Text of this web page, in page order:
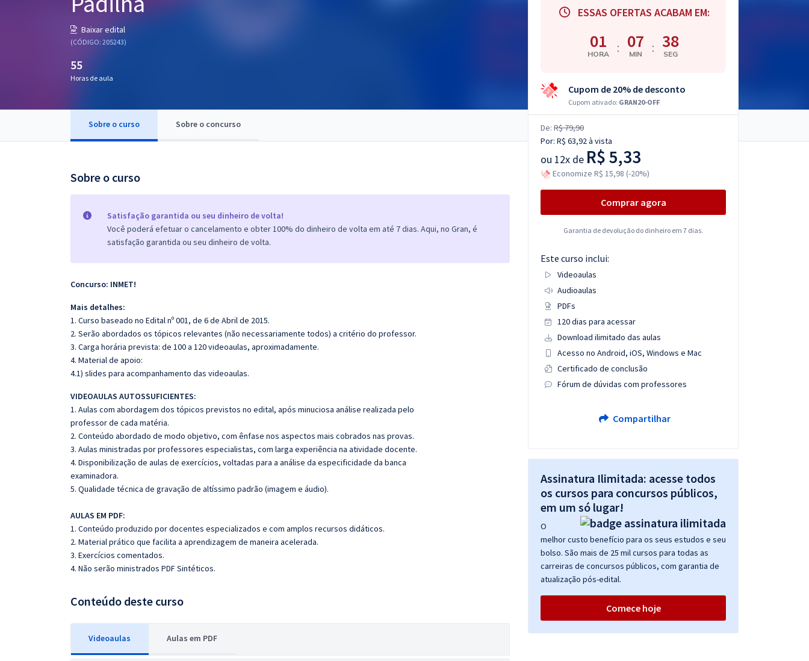
Baixar edital
(CÓDIGO: 205243)
55
Horas de aula
Sobre o curso Sobre o concurso
Sobre o curso
Satisfação garantida ou seu dinheiro de volta!
Você poderá efetuar o cancelamento e obter 100% do dinheiro de volta em até 7 dias. Aqui, no Gran, é
satisfação garantida ou seu dinheiro de volta.
Concurso: INMET!
Mais detalhes:
1. Curso baseado no Edital nº 001, de 6 de Abril de 2015.
2. Serão abordados os tópicos relevantes (não necessariamente todos) a critério do professor.
3. Carga horária prevista: de 100 a 120 videoaulas, aproximadamente.
4. Material de apoio:
4.1) slides para acompanhamento das videoaulas.
VIDEOAULAS AUTOSSUFICIENTES:
1. Aulas com abordagem dos tópicos previstos no edital, após minuciosa análise realizada pelo
professor de cada matéria.
2. Conteúdo abordado de modo objetivo, com ênfase nos aspectos mais cobrados nas provas.
3. Aulas ministradas por professores especialistas, com larga experiência na atividade docente.
4. Disponibilização de aulas de exercícios, voltadas para a análise da especificidade da banca
examinadora.
5. Qualidade técnica de gravação de altíssimo padrão (imagem e áudio).
AULAS EM PDF:
1. Conteúdo produzido por docentes especializados e com amplos recursos didáticos.
2. Material prático que facilita a aprendizagem de maneira acelerada.
3. Exercícios comentados.
4. Não serão ministrados PDF Sintéticos.
Conteúdo deste curso
Videoaulas Aulas em PDF
ESSAS OFERTAS ACABAM EM:
01
HORA : 07
MIN : 37
SEG
Cupom de 20% de desconto
Cupom ativado: GRAN20-OFF
De: R$ 79,90
Por: R$ 63,92à vista
ou 12x de R$ 5,33
Economize R$ 15,98 (-20%)
Comprar agora
Garantia de devolução do dinheiro em 7 dias.
Este curso inclui:
Videoaulas
Audioaulas
PDFs
120 dias para acessar
Download ilimitado das aulas
Acesso no Android, iOS, Windows e Mac
Certificado de conclusão
Fórum de dúvidas com professores
Compartilhar
Assinatura Ilimitada: acesse todos
os cursos para concursos públicos,
em um só lugar!
O
melhor custo benefício para os seus estudos e seu
bolso. São mais de 25 mil cursos para todas as
carreiras de concursos públicos, com garantia de
atualização pós-edital.
Comece hoje